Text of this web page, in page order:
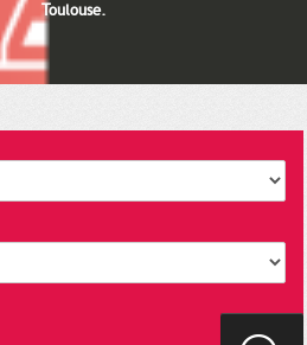
Toulouse.